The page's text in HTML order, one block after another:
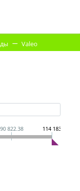
Valeo
90 822.38 114 183